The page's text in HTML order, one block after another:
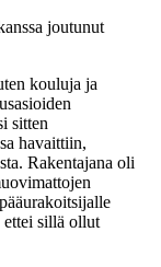
joutunut
kouluja ja
sitten
havaittiin,
Rakentajana oli
ettei sillä ollut